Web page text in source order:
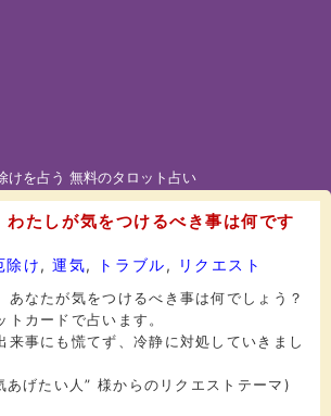
けを占う 無料のタロット占い
わたしが気をつけるべき事は何です
除け,運気, トラブル,
リクエスト
あなたが気をつけるべき事は何でしょう？
トカードで占います。
来事にも慌てず、冷静に対処していきまし
あげたい人” 様からのリクエストテーマ)